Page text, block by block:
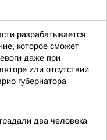
разрабатывается
которое сможет
даже при
или отсутствии
губернатора
два человека